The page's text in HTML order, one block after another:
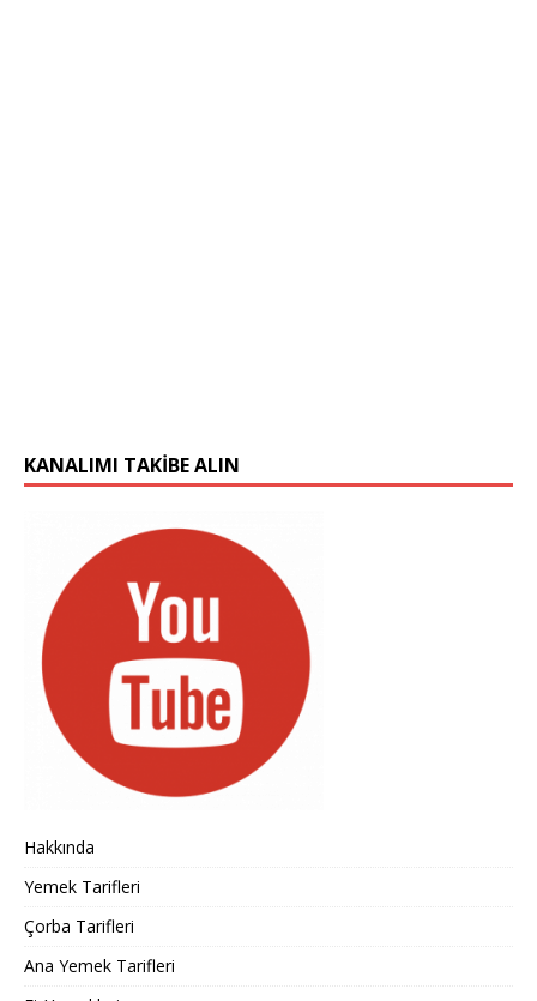
KANALIMI TAKIBE ALIN
Hakkında
Yemek Tarifleri
Çorba Tarifleri
Ana Yemek Tarifleri